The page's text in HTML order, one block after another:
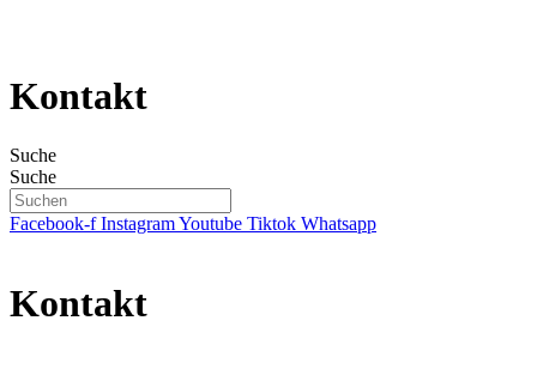
Kontakt
Suche
Suche
Facebook-f InstagramYoutube Tiktok Whatsapp
Kontakt